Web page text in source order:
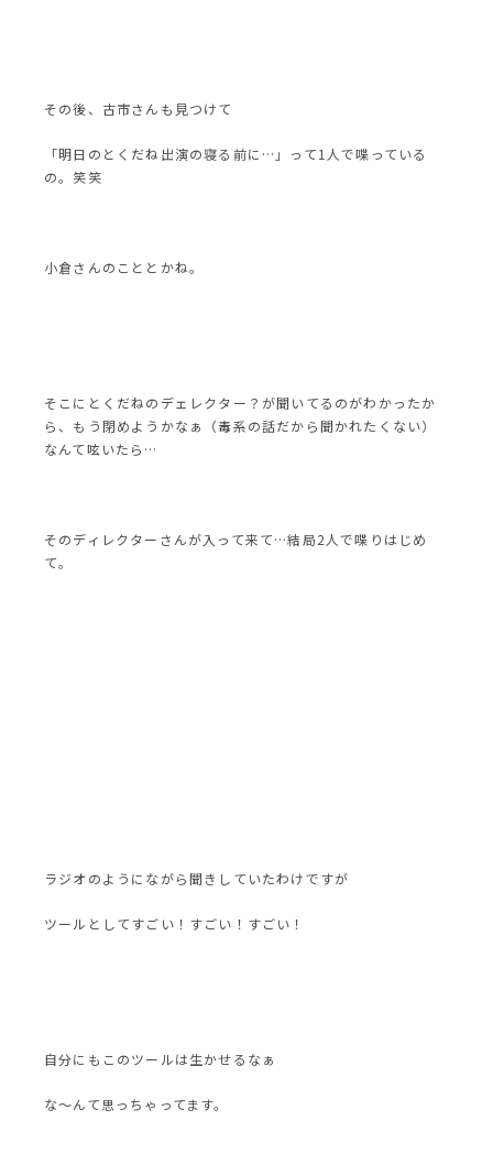
その後、古市さんも見つけて
「明日のとくだね出演の寝る前に…」って1人で喋っている
の。笑笑
小倉さんのこととかね。
そこにとくだねのデェレクター？が聞いてるのがわかったか
ら、もう閉めようかなぁ（毒系の話だから聞かれたくない）
なんて呟いたら…
そのディレクターさんが入って来て…結局2人で喋りはじめ
て。
ラジオのようにながら聞きしていたわけですが
ツールとしてすごい！すごい！すごい！
自分にもこのツールは生かせるなぁ
な〜んて思っちゃってます。